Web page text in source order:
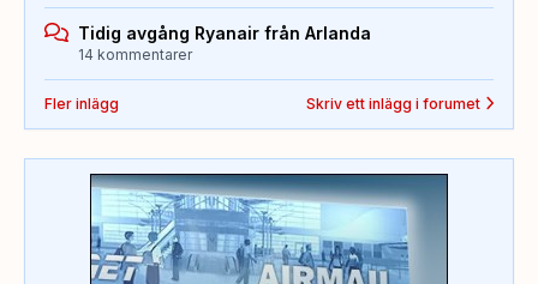
Tidig avgång Ryanair från Arlanda
14 kommentarer
Fler inlägg Skriv ett inlägg i forumet